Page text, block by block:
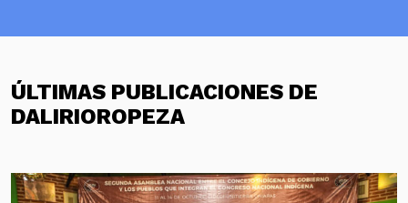
ÚLTIMAS PUBLICACIONES DE
DALIRIOROPEZA